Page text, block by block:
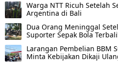
Warga NTT Ricuh Setelah
Argentina di Bali
Dua Orang Meninggal
Suporter Sepak Bola
Larangan Pembelian BBM
Minta Kebijakan Dikaji